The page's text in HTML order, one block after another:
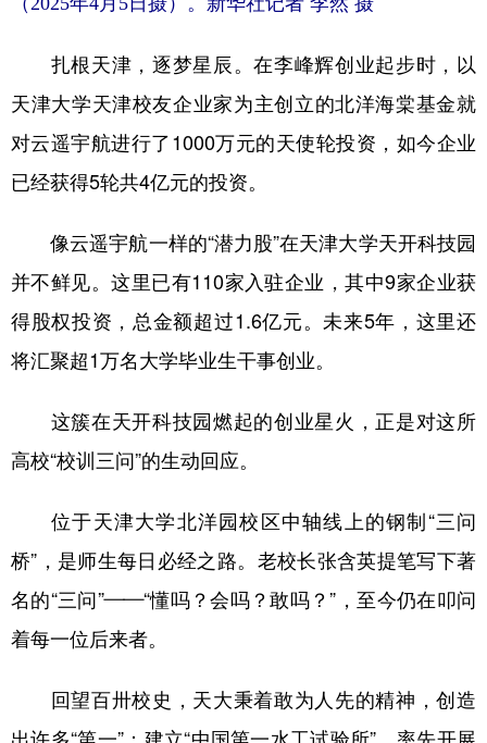
扎根天津，逐梦星辰。在李峰辉创业起步时，以
天津大学天津校友企业家为主创立的北洋海棠基金就
对云遥宇航进行了1000万元的天使轮投资，如今企业
已经获得5轮共4亿元的投资。
像云遥宇航一样的“潜力股”在天津大学天开科技园
并不鲜见。这里已有110家入驻企业，其中9家企业获
得股权投资，总金额超过1.6亿元。未来5年，这里还
将汇聚超1万名大学毕业生干事创业。
这簇在天开科技园燃起的创业星火，正是对这所
高校“校训三问”的生动回应。
位于天津大学北洋园校区中轴线上的钢制“三问
桥”，是师生每日必经之路。老校长张含英提笔写下著
名的“三问”——“懂吗？会吗？敢吗？”，至今仍在叩问
着每一位后来者。
回望百卅校史，天大秉着敢为人先的精神，创造
出许多“第一”：建立“中国第一水工试验所”，率先开展